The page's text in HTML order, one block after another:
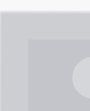
Bildergalerie überspringen